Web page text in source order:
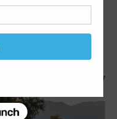
trčanju na
ne?
5157